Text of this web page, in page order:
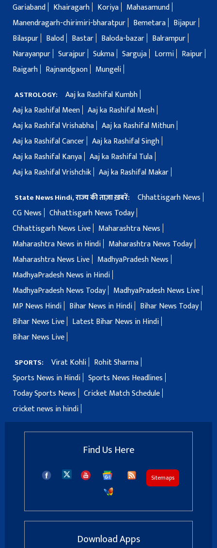
Gariaband
Khairagarh Koriya
Mahasamund
Manendragarh-chirimiri-bharatpur
Bemetara
Bijapur
Bilaspur
Balod Bastar Baloda-bazar
Balrampur
Narayanpur Surajpur Sukma Sarguja Lormi
Raipur
Raigarh
Rajnandgaon Mungeli
ASTROLOGY:
Aaj ka Rashifal Kumbh
Aaj ka Rashifal Meen Aaj ka Rashifal Mesh
Aaj ka Rashifal Vrishabha Aaj ka Rashifal Mithun
Aaj ka Rashifal Cancer Aaj ka Rashifal Singh
Aaj ka Rashifal Kanya Aaj ka Rashifal Tula
Aaj ka Rashifal Vrishchik Aaj ka Rashifal Makar
State News Hindi, राज्य की ताज़ा ख़बरें:
Chhattisgarh News
CG News
Chhattisgarh News Today
Chhattisgarh News Live
Maharashtra News
Maharashtra News in Hindi
Maharashtra News Today
Maharashtra News Live
MadhyaPradesh News
MadhyaPradesh News in Hindi
MadhyaPradesh News Today
MadhyaPradesh News Live
MP News Hindi
Bihar News in Hindi
Bihar News Today
Bihar News Live
Latest Bihar News in Hindi
Bihar News Live
SPORTS: Virat Kohli
Rohit Sharma
Sports News in Hindi Sports News Headlines
Today Sports News
Cricket Match Schedule
cricket news in hindi
Find Us Here
Sitemaps
Download Apps